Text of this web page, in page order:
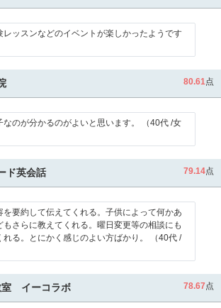
レッスンなどのイベントが楽しかったようです
80.61点
なのが分かるのがよいと思います。 （40代 /女
ド英会話 79.14点
を要約して伝えてくれる。子供によって何かあ
もさらに教えてくれる。曜日変更等の相談にも
れる。とにかく感じのよい方ばかり。 （40代 /
室 イーコラボ 78.67点